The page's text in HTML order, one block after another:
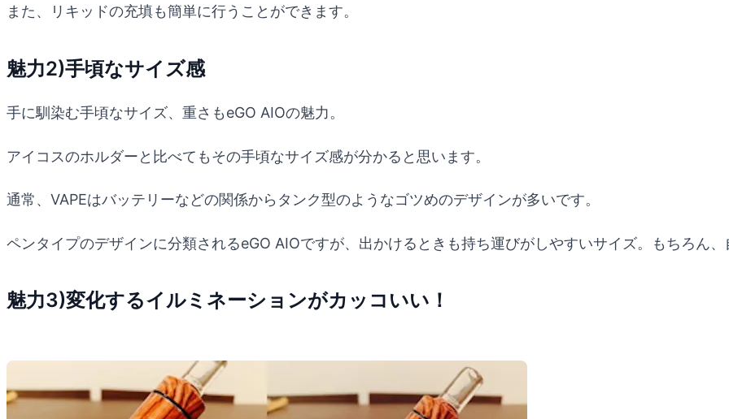
また、リキッドの充填も簡単に行うことができます。
魅力2)手頃なサイズ感
手に馴染む手頃なサイズ、重さもeGO AIOの魅力。
アイコスのホルダーと比べてもその手頃なサイズ感が分かると思います。
通常、VAPEはバッテリーなどの関係からタンク型のようなゴツめのデザインが多いです。
ペンタイプのデザインに分類されるeGO AIOですが、出かけるときも持ち運びがしやすいサイズ。もちろん
魅力3)変化するイルミネーションがカッコいい！